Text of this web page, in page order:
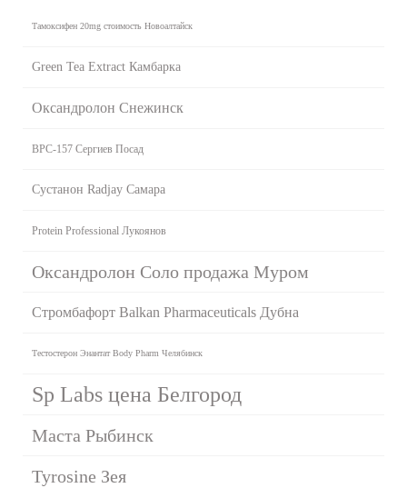
Тамоксифен 20mg стоимость Новоалтайск
Green Tea Extract Камбарка
Оксандролон Снежинск
BPC-157 Сергиев Посад
Сустанон Radjay Самара
Protein Professional Лукоянов
Оксандролон Соло продажа Муром
Стромбафорт Balkan Pharmaceuticals Дубна
Тестостерон Энантат Body Pharm Челябинск
Sp Labs цена Белгород
Маста Рыбинск
Tyrosine Зея